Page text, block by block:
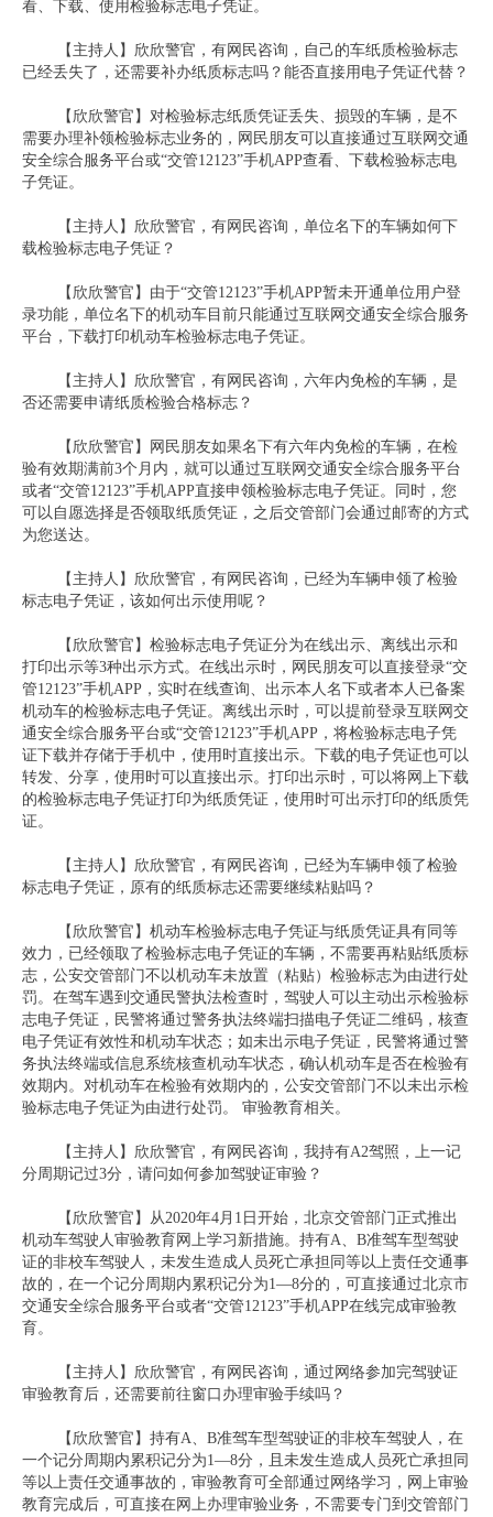
看、下载、使用检验标志电子凭证。
【主持人】欣欣警官，有网民咨询，自己的车纸质检验标志
已经丢失了，还需要补办纸质标志吗？能否直接用电子凭证代替？
【欣欣警官】对检验标志纸质凭证丢失、损毁的车辆，是不
需要办理补领检验标志业务的，网民朋友可以直接通过互联网交通
安全综合服务平台或“交管12123”手机APP查看、下载检验标志电
子凭证。
【主持人】欣欣警官，有网民咨询，单位名下的车辆如何下
载检验标志电子凭证？
【欣欣警官】由于“交管12123”手机APP暂未开通单位用户登
录功能，单位名下的机动车目前只能通过互联网交通安全综合服务
平台，下载打印机动车检验标志电子凭证。
【主持人】欣欣警官，有网民咨询，六年内免检的车辆，是
否还需要申请纸质检验合格标志？
【欣欣警官】网民朋友如果名下有六年内免检的车辆，在检
验有效期满前3个月内，就可以通过互联网交通安全综合服务平台
或者“交管12123”手机APP直接申领检验标志电子凭证。同时，您
可以自愿选择是否领取纸质凭证，之后交管部门会通过邮寄的方式
为您送达。
【主持人】欣欣警官，有网民咨询，已经为车辆申领了检验
标志电子凭证，该如何出示使用呢？
【欣欣警官】检验标志电子凭证分为在线出示、离线出示和
打印出示等3种出示方式。在线出示时，网民朋友可以直接登录“交
管12123”手机APP，实时在线查询、出示本人名下或者本人已备案
机动车的检验标志电子凭证。离线出示时，可以提前登录互联网交
通安全综合服务平台或“交管12123”手机APP，将检验标志电子凭
证下载并存储于手机中，使用时直接出示。下载的电子凭证也可以
转发、分享，使用时可以直接出示。打印出示时，可以将网上下载
的检验标志电子凭证打印为纸质凭证，使用时可出示打印的纸质凭
证。
【主持人】欣欣警官，有网民咨询，已经为车辆申领了检验
标志电子凭证，原有的纸质标志还需要继续粘贴吗？
【欣欣警官】机动车检验标志电子凭证与纸质凭证具有同等
效力，已经领取了检验标志电子凭证的车辆，不需要再粘贴纸质标
志，公安交管部门不以机动车未放置（粘贴）检验标志为由进行处
罚。在驾车遇到交通民警执法检查时，驾驶人可以主动出示检验标
志电子凭证，民警将通过警务执法终端扫描电子凭证二维码，核查
电子凭证有效性和机动车状态；如未出示电子凭证，民警将通过警
务执法终端或信息系统核查机动车状态，确认机动车是否在检验有
效期内。对机动车在检验有效期内的，公安交管部门不以未出示检
验标志电子凭证为由进行处罚。 审验教育相关。
【主持人】欣欣警官，有网民咨询，我持有A2驾照，上一记
分周期记过3分，请问如何参加驾驶证审验？
【欣欣警官】从2020年4月1日开始，北京交管部门正式推出
机动车驾驶人审验教育网上学习新措施。持有A、B准驾车型驾驶
证的非校车驾驶人，未发生造成人员死亡承担同等以上责任交通事
故的，在一个记分周期内累积记分为1—8分的，可直接通过北京市
交通安全综合服务平台或者“交管12123”手机APP在线完成审验教
育。
【主持人】欣欣警官，有网民咨询，通过网络参加完驾驶证
审验教育后，还需要前往窗口办理审验手续吗？
【欣欣警官】持有A、B准驾车型驾驶证的非校车驾驶人，在
一个记分周期内累积记分为1—8分，且未发生造成人员死亡承担同
等以上责任交通事故的，审验教育可全部通过网络学习，网上审验
教育完成后，可直接在网上办理审验业务，不需要专门到交管部门